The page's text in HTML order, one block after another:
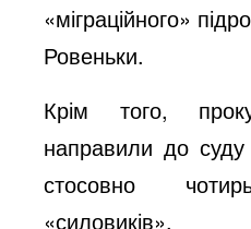
«міграційного»
Ровеньки.
Крім того,
направили до суду
стосовно
«силовиків».